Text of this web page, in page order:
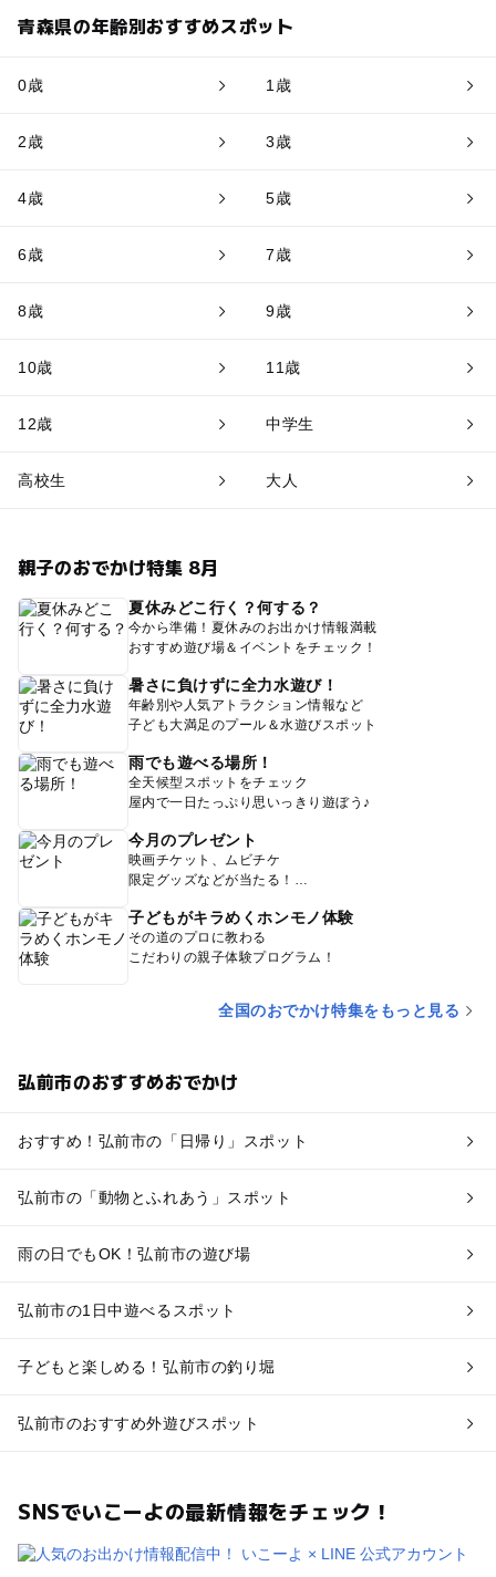
青森県の年齢別おすすめスポット
0歳 1歳
2歳 3歳
4歳 5歳
6歳 7歳
8歳 9歳
10歳 11歳
12歳 中学生
高校生 大人
親子のおでかけ特集 8月
夏休みどこ行く？何する？
今から準備！夏休みのお出かけ情報満載
おすすめ遊び場＆イベントをチェック！
暑さに負けずに全力水遊び！
年齢別や人気アトラクション情報など
子ども大満足のプール＆水遊びスポット
雨でも遊べる場所！
全天候型スポットをチェック
屋内で一日たっぷり思いっきり遊ぼう♪
今月のプレゼント
映画チケット、ムビチケ
限定グッズなどが当たる！
子どもがキラめくホンモノ体験
その道のプロに教わる
こだわりの親子体験プログラム！
全国のおでかけ特集をもっと見る
弘前市のおすすめおでかけ
おすすめ！弘前市の「日帰り」スポット
弘前市の「動物とふれあう」スポット
雨の日でもOK！弘前市の遊び場
弘前市の1日中遊べるスポット
子どもと楽しめる！弘前市の釣り堀
弘前市のおすすめ外遊びスポット
SNSでいこーよの最新情報をチェック！